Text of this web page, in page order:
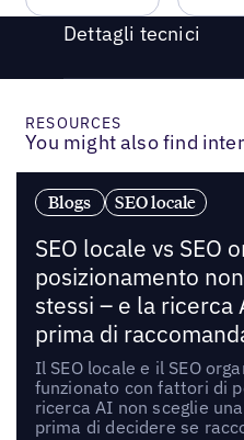
Dettagli tecnici
RESOURCES
You might also find
Blogs SEO locale
SEO locale vs SEO
posizionamento
stessi – e la ricerca
prima di
Il SEO locale e il SEO
funzionato con fattori di
ricerca AI non sceglie
prima di decidere se